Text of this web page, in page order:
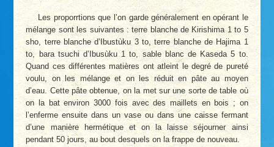
Les proporrtions que l’on garde généralement en opérant le
mélange sont les suivantes : terre blanche de Kirishima 1 to 5
sho, terre blanche d’Ibustùku 3 to, terre blanche de Hajima 1
to, bara tsuchi d’Ibusùku 1 to, sable blanc de Kaseda 5 to.
Quand ces différentes matières ont atleint le degré de pureté
voulu, on les mélange et on les réduit en pâte au moyen
d’eau. Cette pâte obtenue, on la met sur une sorte de table où
on la bat environ 3000 fois avec des maillets en bois ; on
l’enferme ensuite dans un vase ou dans une caisse fermant
d’une manière hermétique et on la laisse séjourner ainsi
pendant 50 jours, au bout desquels on la frappe de nouveau.